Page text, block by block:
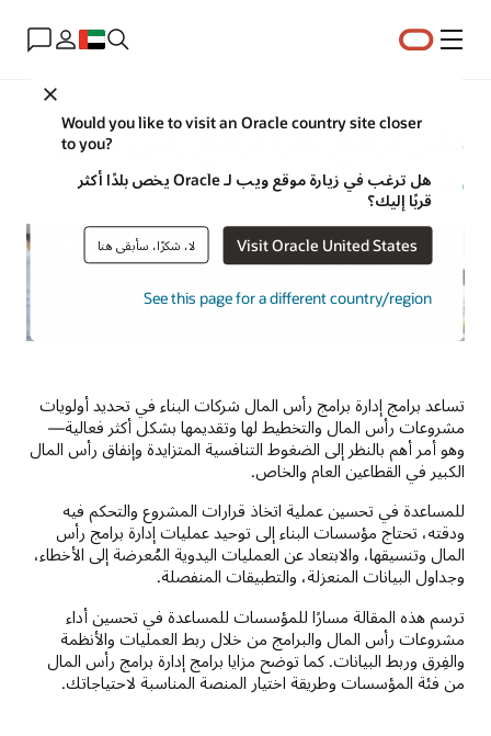
القائمة
Would you like to visit an Oracle country site closer
to you?
هل ترغب في زيارة موقع ويب لـ Oracle يخص بلدًا أكثر
قربًا إليك؟
Visit Oracle United States لا، شكرًا، سأبقى هنا
See this page for a different country/region
دليل برامج إدارة برامج رأس المال
ريك بيل | كاتب أول | 10 ديسمبر 2024
تساعد برامج إدارة برامج رأس المال شركات البناء في تحديد أولويات
مشروعات رأس المال والتخطيط لها وتقديمها بشكل أكثر فعالية—
وهو أمر أهم بالنظر إلى الضغوط التنافسية المتزايدة وإنفاق رأس المال
الكبير في القطاعين العام والخاص.
للمساعدة في تحسين عملية اتخاذ قرارات المشروع والتحكم فيه
ودقته، تحتاج مؤسسات البناء إلى توحيد عمليات إدارة برامج رأس
المال وتنسيقها، والابتعاد عن العمليات اليدوية المُعرضة إلى الأخطاء،
وجداول البيانات المنعزلة، والتطبيقات المنفصلة.
ترسم هذه المقالة مسارًا للمؤسسات للمساعدة في تحسين أداء
مشروعات رأس المال والبرامج من خلال ربط العمليات والأنظمة
والفِرق وربط البيانات. كما توضح مزايا برامج إدارة برامج رأس المال
من فئة المؤسسات وطريقة اختيار المنصة المناسبة لاحتياجاتك.